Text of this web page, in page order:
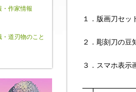
１．版画刀セッ
２．彫刻刀の豆
３．スマホ表示
・作家情報
道刃物のこと